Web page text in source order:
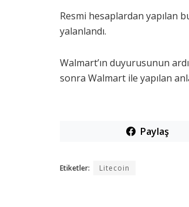
Resmi hesaplardan yapılan
yalanlandı.
Walmart’ın duyurusunun
sonra Walmart ile yapılan
Paylaş
Etiketler: Litecoin